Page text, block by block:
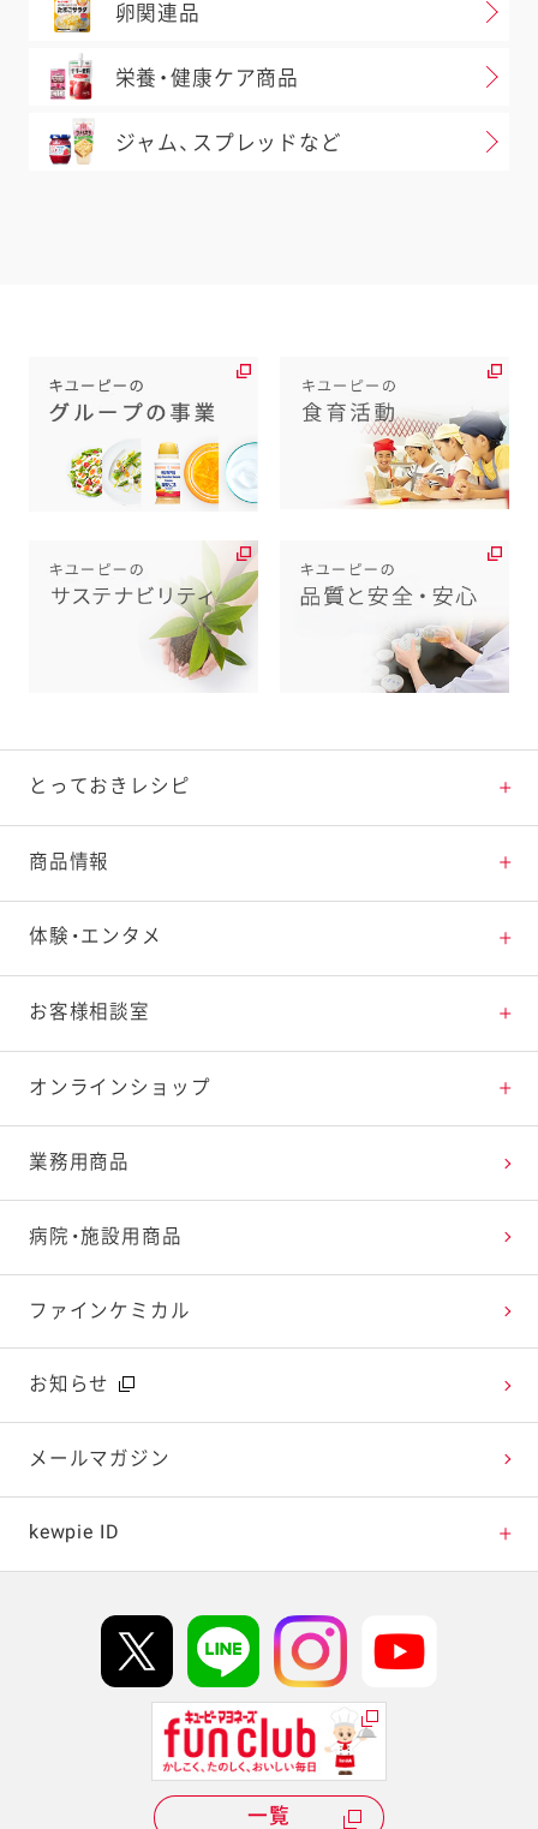
卵関連品
栄養・健康ケア商品
ジャム、スプレッドなど
とっておきレシピ
とっておきレシピトップ
素材の知識
料理の基本
特集レシピ
レシピランキング
レシピ動画
今日のレシピギャラリー
商品情報
商品情報トップ
新商品・リニューアル品一覧
販売終了商品一覧
体験・エンタメ
体験・エンタメトップ
マヨテラス（見学施設）
オープンキッチン（工場見学）
深谷テラス ヤサイな仲間たちファーム
おたのしみコンテンツ
広告ギャラリー
テレビ・ラジオ
キャンペーン・イベント
お客様相談室
お客様相談室トップ
よくお寄せいただくご質問
お客様の声を活かしました
オンラインショップ
Qummy
キユーピーウエルネス
業務用商品
病院・施設用商品
ファインケミカル
お知らせ
メールマガジン
kewpie ID
Hi! kewpieについて
Qummyについて
一覧